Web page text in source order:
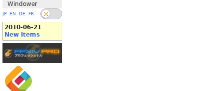
Windower
JP EN DE FR
2010-06-21
New Items